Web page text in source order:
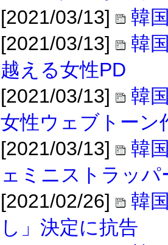
[2021/03/13]
韓
[2021/03/13]
韓
越える女性PD
[2021/03/13]
韓
女性ウェブトーン
[2021/03/13]
韓
ェミニストラッパ
[2021/02/26]
韓
し」決定に抗告